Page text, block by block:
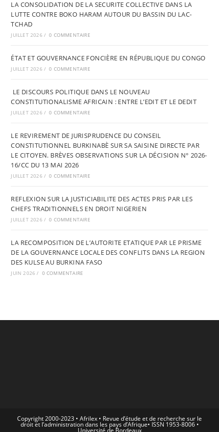
LA CONSOLIDATION DE LA SECURITE COLLECTIVE DANS LA
LUTTE CONTRE BOKO HARAM AUTOUR DU BASSIN DU LAC-
TCHAD
JUILLET 2026 / 0 COMMENTAIRE
ÉTAT ET GOUVERNANCE FONCIÈRE EN RÉPUBLIQUE DU CONGO
JUILLET 2026 / 0 COMMENTAIRE
LE DISCOURS POLITIQUE DANS LE NOUVEAU
CONSTITUTIONALISME AFRICAIN : ENTRE L’EDIT ET LE DEDIT
JUILLET 2026 / 0 COMMENTAIRE
LE REVIREMENT DE JURISPRUDENCE DU CONSEIL
CONSTITUTIONNEL BURKINABÈ SUR SA SAISINE DIRECTE PAR
LE CITOYEN. BRÈVES OBSERVATIONS SUR LA DÉCISION N° 2026-
16/CC DU 13 MAI 2026
JUILLET 2026 / 0 COMMENTAIRE
REFLEXION SUR LA JUSTICIABILITE DES ACTES PRIS PAR LES
CHEFS TRADITIONNELS EN DROIT NIGERIEN
JUILLET 2026 / 0 COMMENTAIRE
LA RECOMPOSITION DE L’AUTORITE ETATIQUE PAR LE PRISME
DE LA GOUVERNANCE LOCALE DES CONFLITS DANS LA REGION
DES KULSE AU BURKINA FASO
JUIN 2026 / 0 COMMENTAIRE
Copyright 2000-2023 • Afrilex • Revue d’étude et de recherche sur le
droit et l’administration dans les pays d’Afrique• ISSN 1953-8006 •
Université de Bordeaux